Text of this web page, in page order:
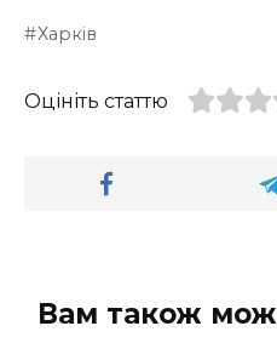
Харків
Оцініть статтю
Вам також